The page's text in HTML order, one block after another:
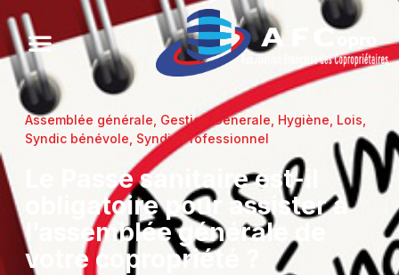
Assemblée générale Gestion Generale Hygiène Lois
Syndic bénévole Syndic Professionnel
Le Passe sanitaire est-il
obligatoire pour assister à
l’assemblée générale de
votre copropriété ?